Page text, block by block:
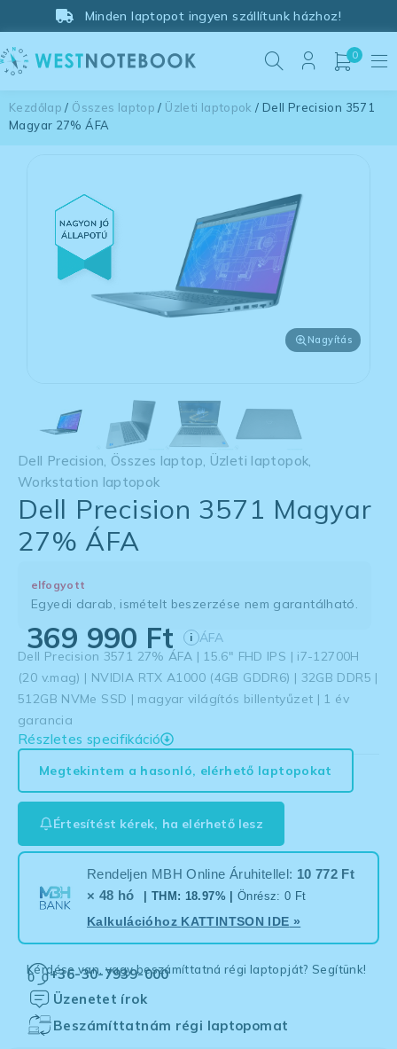
Minden laptopot ingyen szállítunk házhoz!
0
Kezdőlap / Összes laptop / Üzleti laptopok / Dell Precision 3571
Magyar 27% ÁFA
Nagyítás
Dell Precision, Összes laptop, Üzleti laptopok,
Workstation laptopok
Dell Precision 3571 Magyar
27% ÁFA
elfogyott
Egyedi darab, ismételt beszerzése nem garantálható.
369 990 Ft i ÁFA
Dell Precision 3571 27% ÁFA | 15.6″ FHD IPS | i7-12700H
(20 v.mag) | NVIDIA RTX A1000 (4GB GDDR6) | 32GB DDR5 |
512GB NVMe SSD | magyar világítós billentyűzet | 1 év
garancia
Részletes specifikáció
Megtekintem a hasonló, elérhető laptopokat
Értesítést kérek, ha elérhető lesz
Rendeljen MBH Online Áruhitellel: 10 772 Ft
× 48 hó
| THM: 18.97% | Önrész: 0 Ft
Kalkulációhoz KATTINTSON IDE »
Kérdése van, vagy beszámíttatná régi laptopját? Segítünk!
+36-30-7939-000
Üzenetet írok
Beszámíttatnám régi laptopomat